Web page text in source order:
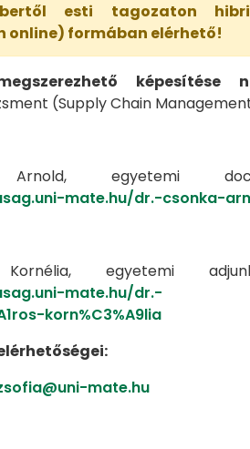
esti tagozaton
online) formában elérhető!
képesítése
(Supply Chain
egyetemi
mate.hu/dr.-csonka-
egyetemi
mate.hu/dr.-
korn%C3%A9lia
mate.hu